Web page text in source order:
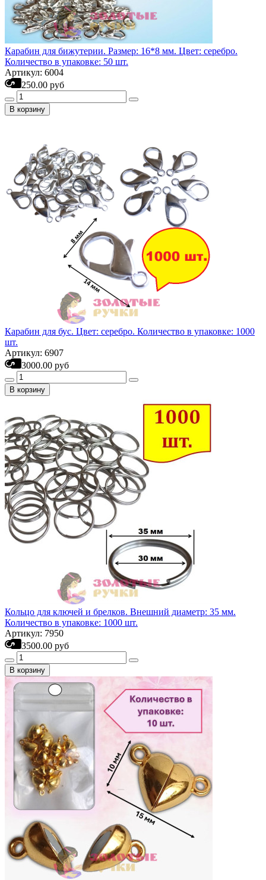
Карабин для бижутерии. Размер: 16*8 мм. Цвет: серебро.
Количество в упаковке: 50 шт.
Артикул: 6004
250.00 руб
В корзину
Карабин для бус. Цвет: серебро. Количество в упаковке: 1000
шт.
Артикул: 6907
3000.00 руб
В корзину
Кольцо для ключей и брелков. Внешний диаметр: 35 мм.
Количество в упаковке: 1000 шт.
Артикул: 7950
3500.00 руб
В корзину